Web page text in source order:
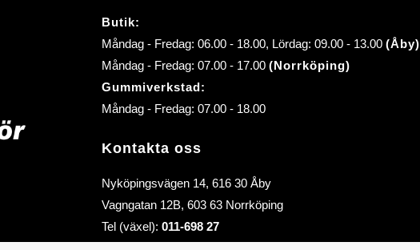
Butik:
Måndag - Fredag: 06.00 - 18.00, Lördag: 09.00 - 13.00 (Åby)
Måndag - Fredag: 07.00 - 17.00 (Norrköping)
Gummiverkstad:
Måndag - Fredag: 07.00 - 18.00
Kontakta oss
Nyköpingsvägen 14, 616 30 Åby
Vagngatan 12B, 603 63 Norrköping
Tel (växel): 011-698 27